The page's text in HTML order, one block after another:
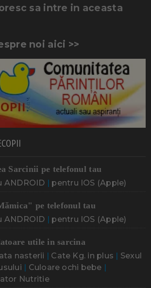
sa intre in aceasta
noi aici >>
Sarcinii pe telefonul tau
ANDROID | pentru IOS (Apple)
pe telefonul tau
ANDROID | pentru IOS (Apple)
utile in sarcina
nasterii | Cate Kg. in plus | Sexul
| Culoare ochi bebe |
Nutritie